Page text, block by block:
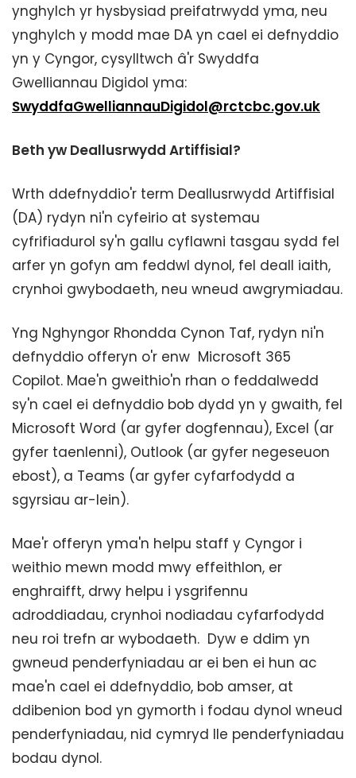
ynghylch yr hysbysiad preifatrwydd yma, neu
ynghylch y modd mae DA yn cael ei defnyddio
yn y Cyngor, cysylltwch â'r Swyddfa
Gwelliannau Digidol yma:
SwyddfaGwelliannauDigidol@rctcbc.gov.uk
Beth yw Deallusrwydd Artiffisial?
Wrth ddefnyddio'r term Deallusrwydd Artiffisial
(DA) rydyn ni'n cyfeirio at systemau
cyfrifiadurol sy'n gallu cyflawni tasgau sydd fel
arfer yn gofyn am feddwl dynol, fel deall iaith,
crynhoi gwybodaeth, neu wneud awgrymiadau.
Yng Nghyngor Rhondda Cynon Taf, rydyn ni'n
defnyddio offeryn o'r enw Microsoft 365
Copilot. Mae'n gweithio'n rhan o feddalwedd
sy'n cael ei defnyddio bob dydd yn y gwaith, fel
Microsoft Word (ar gyfer dogfennau), Excel (ar
gyfer taenlenni), Outlook (ar gyfer negeseuon
ebost), a Teams (ar gyfer cyfarfodydd a
sgyrsiau ar-lein).
Mae'r offeryn yma'n helpu staff y Cyngor i
weithio mewn modd mwy effeithlon, er
enghraifft, drwy helpu i ysgrifennu
adroddiadau, crynhoi nodiadau cyfarfodydd
neu roi trefn ar wybodaeth. Dyw e ddim yn
gwneud penderfyniadau ar ei ben ei hun ac
mae'n cael ei ddefnyddio, bob amser, at
ddibenion bod yn gymorth i fodau dynol wneud
penderfyniadau, nid cymryd lle penderfyniadau
bodau dynol.